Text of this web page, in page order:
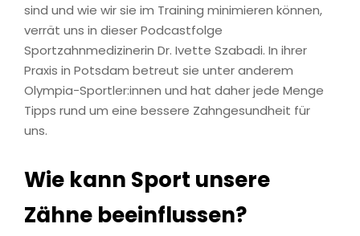
sind und wie wir sie im Training minimieren können,
verrät uns in dieser Podcastfolge
Sportzahnmedizinerin Dr. Ivette Szabadi. In ihrer
Praxis in Potsdam betreut sie unter anderem
Olympia-Sportler:innen und hat daher jede Menge
Tipps rund um eine bessere Zahngesundheit für
uns.
Wie kann Sport unsere
Zähne beeinflussen?